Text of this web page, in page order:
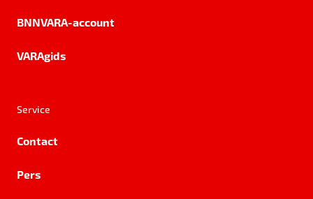
BNNVARA-account
VARAgids
Service
Contact
Pers